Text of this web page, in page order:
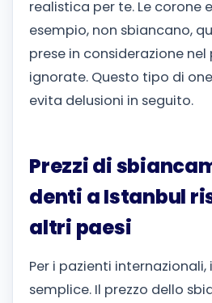
realistica per te. Le corone
esempio, non sbiancano,
prese in considerazione
ignorate. Questo tipo di
evita delusioni in seguito.
Prezzi di
denti a Istanbul
altri paesi
Per i pazienti internazionali,
semplice. Il prezzo dello